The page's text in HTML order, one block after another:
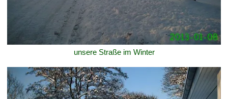
unsere Straße im Winter